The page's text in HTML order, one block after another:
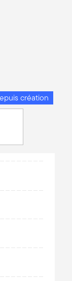
création
ranges from